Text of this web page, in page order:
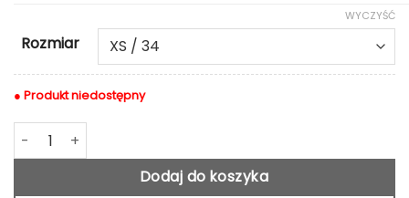
Rozmiar
WYCZYŚĆ
● Produkt niedostępny
ilość Brązowe kolarki Praia
Dodaj do koszyka